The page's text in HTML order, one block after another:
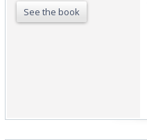
See the book